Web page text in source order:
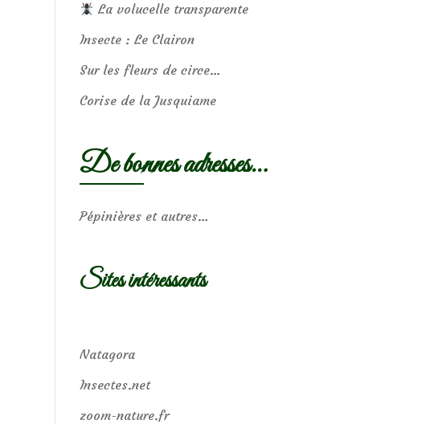
La volucelle transparente
Insecte : Le Clairon
Sur les fleurs de circe…
Corise de la Jusquiame
De bonnes adresses…
Pépinières et autres…
Sites intéressants
Natagora
Insectes.net
zoom-nature.fr